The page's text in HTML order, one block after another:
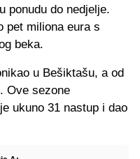
ponudu do nedjelje.
pet miliona eura s
beka.
u Bešiktašu, a od
Ove sezone
ukuno 31 nastup i dao